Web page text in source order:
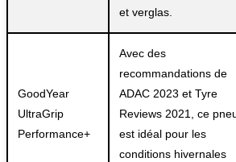
et verglas.
GoodYear
UltraGrip
Performance+
Avec des
recommandations de
ADAC 2023 et Tyre
Reviews 2021, ce
est idéal pour les
conditions hivernales